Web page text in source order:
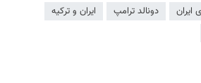
ایران
دونالد ترامپ
ایران و ترکیه